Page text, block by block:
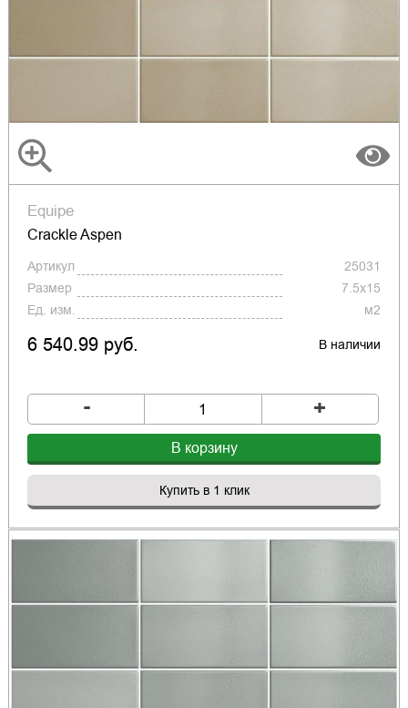
Equipe
Crackle Aspen
Артикул
25031
Размер
7.5x15
Ед. изм.
м2
6 540.99 руб. В наличии
- +
В корзину
Купить в 1 клик